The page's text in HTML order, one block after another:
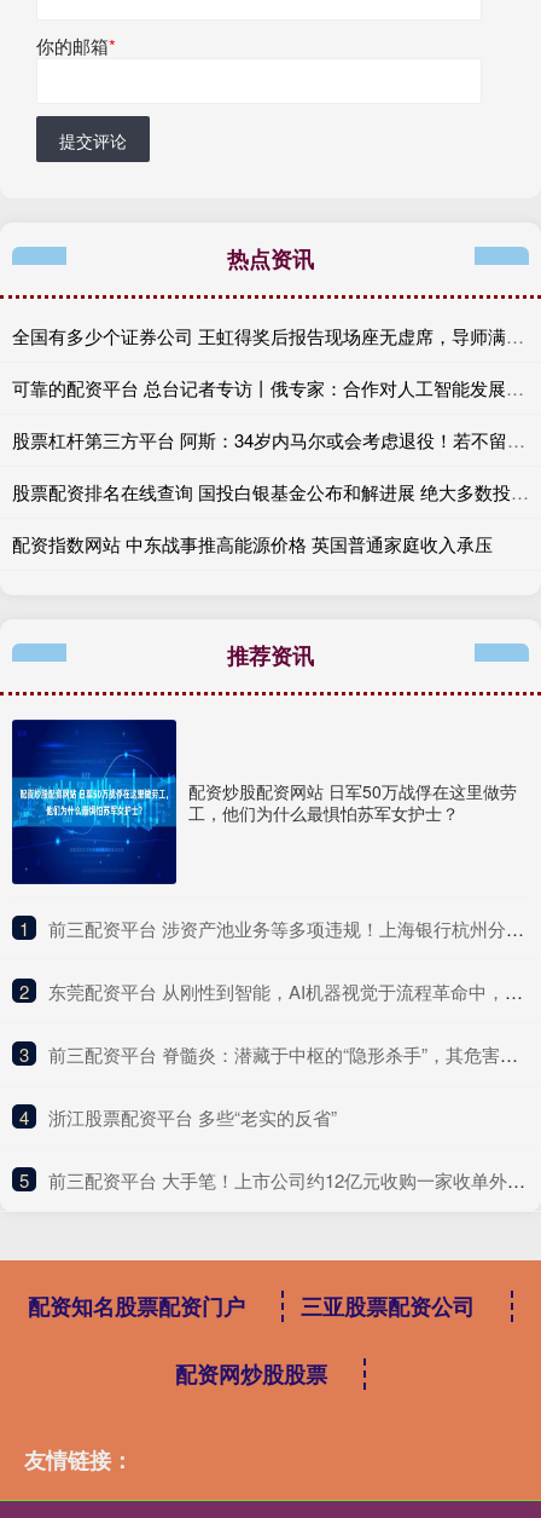
你的邮箱*
提交评论
热点资讯
全国有多少个证券公司 王虹得奖后报告现场座无虚席，导师满脸笑意在门外扒窗聆听，听课学生：全手写PPT如画图大师，45分钟干货满满
可靠的配资平台 总台记者专访丨俄专家：合作对人工智能发展至关重要
股票杠杆第三方平台 阿斯：34岁内马尔或会考虑退役！若不留桑托斯会收到美职联队邀请
股票配资排名在线查询 国投白银基金公布和解进展 绝大多数投资者已获补偿
配资指数网站 中东战事推高能源价格 英国普通家庭收入承压
推荐资讯
配资炒股配资网站 日军50万战俘在这里做劳
工，他们为什么最惧怕苏军女护士？
1 ​前三配资平台 涉资产池业务等多项违规！上海银行杭州分行被罚380万元
2 ​东莞配资平台 从刚性到智能，AI机器视觉于流程革命中，完成制造生态的范式转移
3 ​前三配资平台 脊髓炎：潜藏于中枢的“隐形杀手”，其危害远超想象
4 ​浙江股票配资平台 多些“老实的反省”
5 ​前三配资平台 大手笔！上市公司约12亿元收购一家收单外包服务商
配资知名股票配资门户 三亚股票配资公司
配资网炒股股票
友情链接：